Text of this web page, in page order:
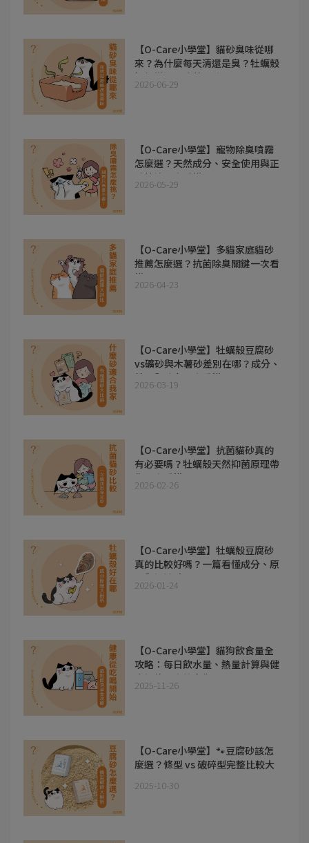
【O-Care小學堂】貓砂臭味從哪
來？為什麼每天清還是臭？牡蠣殼
如何從源頭改善異味!
2026-06-29
【O-Care小學堂】寵物除臭噴霧
怎麼選？天然成分、安全使用與正
確情境一次看懂!!
2026-05-29
【O-Care小學堂】多貓家庭貓砂
推薦怎麼選？抗菌除臭關鍵一次看
懂!!
2026-04-23
【O-Care小學堂】牡蠣殼豆腐砂
vs礦砂與木薯砂差別在哪？成分、
結團與除臭一次看懂!!
2026-03-19
【O-Care小學堂】抗菌貓砂真的
有必要嗎？牡蠣殼天然抑菌原理帶
你一次看懂!!
2026-02-26
【O-Care小學堂】牡蠣殼豆腐砂
真的比較好嗎？一篇看懂成分、原
理與優缺點!!
2026-01-24
【O-Care小學堂】貓狗飲食量全
攻略：每日飲水量、熱量計算與健
康評估一次教會你!!
2025-11-26
【O-Care小學堂】🐾豆腐砂該怎
麼選？條型 vs 破碎型完整比較大
2025-10-30